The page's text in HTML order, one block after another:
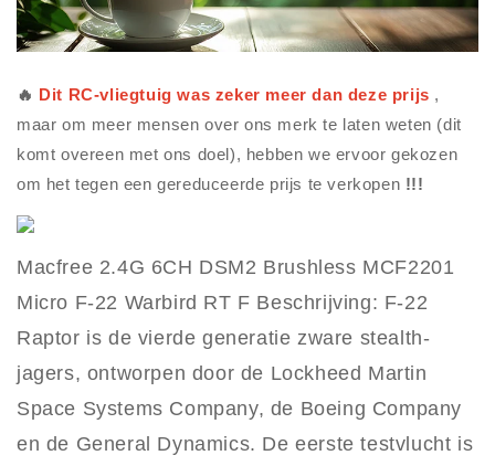
🔥 Dit RC-vliegtuigwas zeker meer dan deze prijs ,
maar om meer mensen over ons merk te laten weten (dit
komt overeen met ons doel), hebben we ervoor gekozen
om het tegen een gereduceerde prijs te verkopen !!!
Macfree 2.4G 6CH DSM2 Brushless MCF2201
Micro F-22 Warbird RT F Beschrijving: F-22
Raptor is de vierde generatie zware stealth-
jagers, ontworpen door de Lockheed Martin
Space Systems Company, de Boeing Company
en de General Dynamics. De eerste testvlucht is